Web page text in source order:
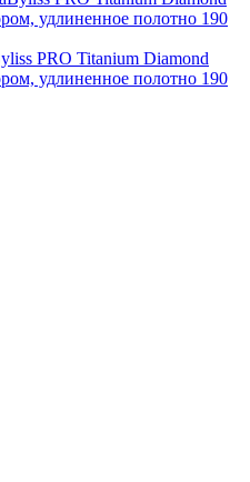
PRO Titanium Diamond
удлиненное полотно 190